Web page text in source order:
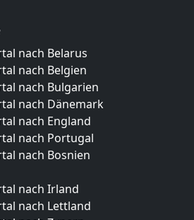
nach Belarus
nach Belgien
nach Bulgarien
nach Dänemark
nach England
nach Portugal
nach Bosnien
nach Irland
nach Lettland